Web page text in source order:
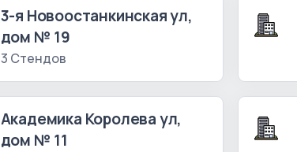
3-я Новоостанкинская ул,
дом № 19
3 Стендов
Академика Королева ул,
дом № 11